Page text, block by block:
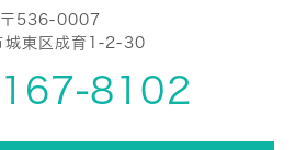
〒536-0007
城東区成育1-2-30
8102